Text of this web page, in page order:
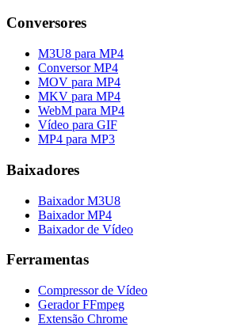
Conversores
M3U8 para MP4
Conversor MP4
MOV para MP4
MKV para MP4
WebM para MP4
Vídeo para GIF
MP4 para MP3
Baixadores
Baixador M3U8
Baixador MP4
Baixador de Vídeo
Ferramentas
Compressor de Vídeo
Gerador FFmpeg
Extensão Chrome